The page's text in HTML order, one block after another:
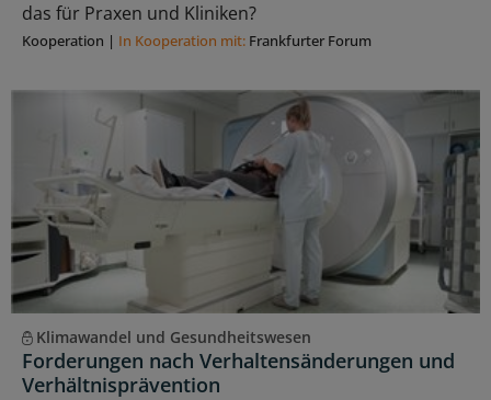
das für Praxen und Kliniken?
Kooperation | In Kooperation mit: Frankfurter Forum
Klimawandel und Gesundheitswesen
Forderungen nach Verhaltensänderungen und
Verhältnisprävention